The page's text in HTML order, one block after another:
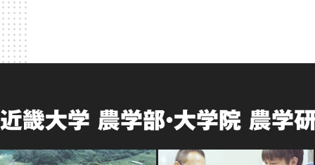
近畿大学 農学部・大学院 農学